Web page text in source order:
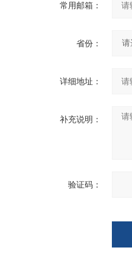
常用邮箱：
省份：
详细地址：
补充说明：
验证码：